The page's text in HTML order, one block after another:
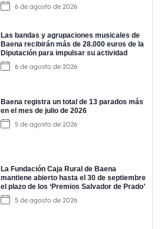
6 de agosto de 2026
Las bandas y agrupaciones musicales de
Baena recibirán más de 28.000 euros de la
Diputación para impulsar su actividad
6 de agosto de 2026
Baena registra un total de 13 parados más
en el mes de julio de 2026
5 de agosto de 2026
La Fundación Caja Rural de Baena
mantiene abierto hasta el 30 de septiembre
el plazo de los ‘Premios Salvador de Prado’
5 de agosto de 2026